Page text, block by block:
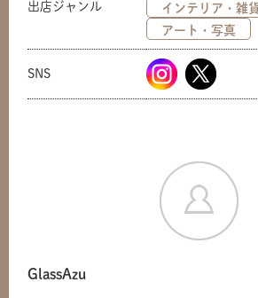
出店ジャンル
インテリア・雑
アート・写真
SNS
GlassAzu